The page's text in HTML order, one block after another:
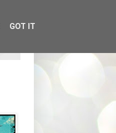
GOT IT